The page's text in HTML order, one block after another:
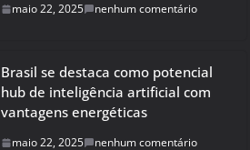
maio 22, 2025 nenhum comentário
Brasil se destaca como potencial
hub de inteligência artificial com
vantagens energéticas
maio 22, 2025 nenhum comentário